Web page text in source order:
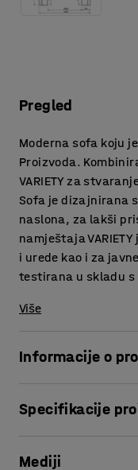
Pregled
Moderna sofa koju
Proizvoda.
VARIETY za
Sofa je dizajnirana
naslona, za lakši
namještaja
i urede kao i za
testirana u skladu s
Više
Informacije o
za javne prostore
Specifikacije
Dubina sjedišta
Mediji